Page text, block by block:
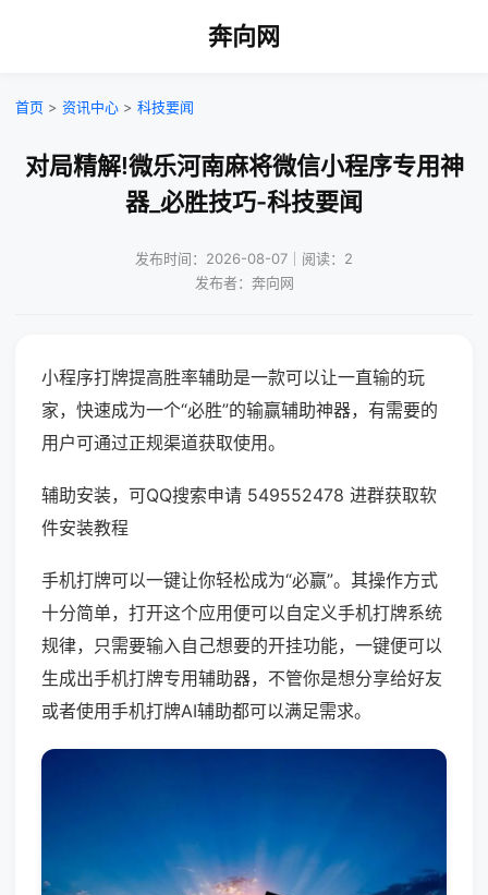
奔向网
首页 > 资讯中心 > 科技要闻
对局精解!微乐河南麻将微信小程序专用神
器_必胜技巧-科技要闻
发布时间：2026-08-07｜阅读：2
发布者：奔向网
小程序打牌提高胜率辅助是一款可以让一直输的玩
家，快速成为一个“必胜”的输赢辅助神器，有需要的
用户可通过正规渠道获取使用。
辅助安装，可QQ搜索申请 549552478 进群获取软
件安装教程
手机打牌可以一键让你轻松成为“必赢”。其操作方式
十分简单，打开这个应用便可以自定义手机打牌系统
规律，只需要输入自己想要的开挂功能，一键便可以
生成出手机打牌专用辅助器，不管你是想分享给好友
或者使用手机打牌AI辅助都可以满足需求。